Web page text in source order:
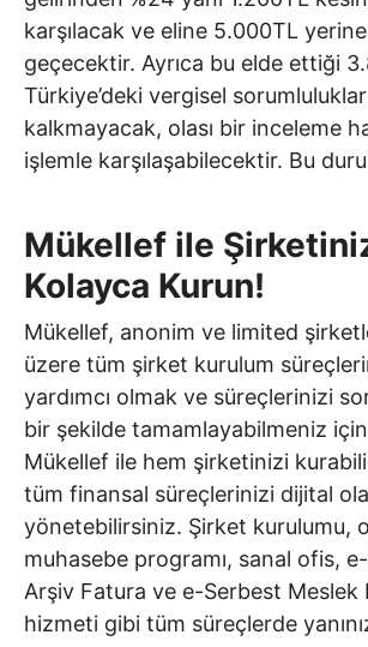
karşılacak ve eline 5.000TL
geçecektir. Ayrıca bu elde ettiği
Türkiye’deki vergisel
kalkmayacak, olası bir inceleme
işlemle karşılaşabilecektir. Bu
Mükellef ile
Kolayca Kurun!
Mükellef, anonim ve limited
üzere tüm şirket kurulum
yardımcı olmak ve süreçlerinizi
bir şekilde tamamlayabilmeniz
Mükellef ile hem şirketinizi
tüm finansal süreçlerinizi dijital
yönetebilirsiniz. Şirket kurulumu,
muhasebe programı, sanal ofis,
Arşiv Fatura ve e-Serbest Meslek
hizmeti gibi tüm süreçlerde